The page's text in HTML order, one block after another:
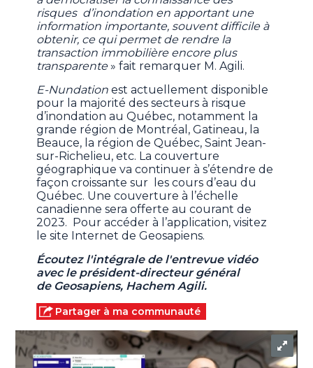
risques d’inondation en apportant une
information importante, souvent difficile à
obtenir, ce qui permet de rendre la
transaction immobilière encore plus
transparente» fait remarquer M. Agili.
E-Nundation est actuellement disponible
pour la majorité des secteurs à risque
d’inondation au Québec, notamment la
grande région de Montréal, Gatineau, la
Beauce, la région de Québec, Saint Jean-
sur-Richelieu, etc. La couverture
géographique va continuer à s’étendre de
façon croissante sur les cours d’eau du
Québec. Une couverture à l’échelle
canadienne sera offerte au courant de
2023. Pour accéder à l’application, visitez
le site Internet de Geosapiens.
Écoutez l'intégrale de l'entrevue vidéo
avec le président-directeur général
de Geosapiens, Hachem Agili.
Partager à ma communauté